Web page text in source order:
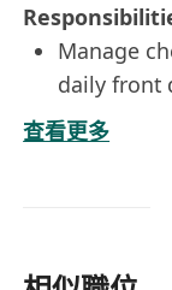
Manage
daily front
Respond
complaints
guest
查看更多